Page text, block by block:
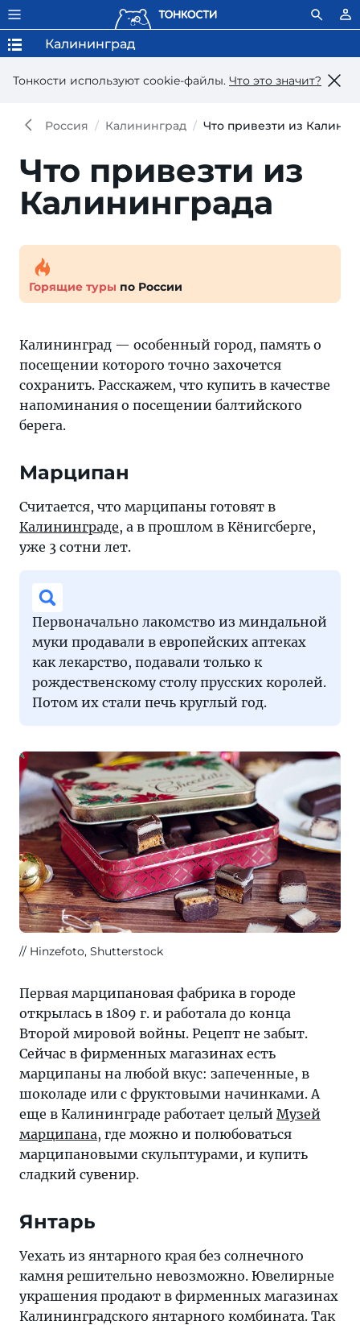
Тонкости используют сookie-файлы. Что это значит?
Калининград
Россия Калининград Что привезти из
Что привезти из
Калининграда
Горящие туры по России
Калининград — особенный город, память о
посещении которого точно захочется
сохранить. Расскажем, что купить в качестве
напоминания о посещении балтийского
берега.
Марципан
Считается, что марципаны готовят в
Калининграде, а в прошлом в Кёнигсберге,
уже 3 сотни лет.
Первоначально лакомство из миндальной
муки продавали в европейских аптеках
как лекарство, подавали только к
рождественскому столу прусских королей.
Потом их стали печь круглый год.
Hinzefoto, Shutterstock
Первая марципановая фабрика в городе
открылась в 1809 г. и работала до конца
Второй мировой войны. Рецепт не забыт.
Сейчас в фирменных магазинах есть
марципаны на любой вкус: запеченные, в
шоколаде или с фруктовыми начинками. А
еще в Калининграде работает целый Музей
марципана, где можно и полюбоваться
марципановыми скульптурами, и купить
сладкий сувенир.
Янтарь
Уехать из янтарного края без солнечного
камня решительно невозможно. Ювелирные
украшения продают в фирменных магазинах
Калининградского янтарного комбината. Так